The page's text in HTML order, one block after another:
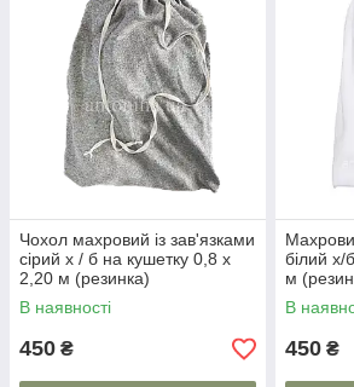
Чохол махровий із зав'язками
сірий х / б на кушетку 0,8 х
2,20 м (резинка)
В наявності
450 ₴
білий х/
м
В
450 ₴